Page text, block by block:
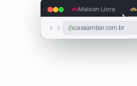
Maison Liora
maisonliora.com.br